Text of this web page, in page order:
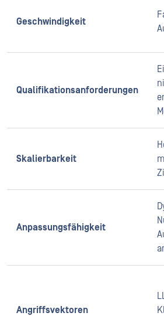
Geschwindigkeit
Qualifikationsanforderungen
Skalierbarkeit
Anpassungsfähigkeit
Angriffsvektoren